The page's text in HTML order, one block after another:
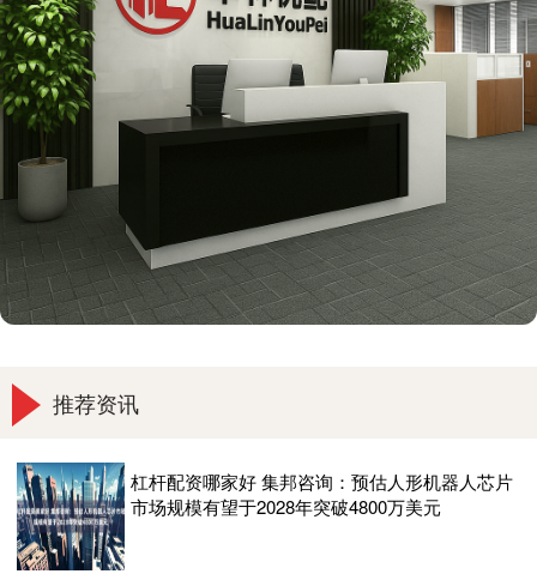
推荐资讯
杠杆配资哪家好 集邦咨询：预估人形机器人芯片
市场规模有望于2028年突破4800万美元